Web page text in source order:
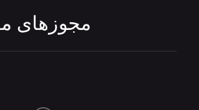
مجوزهای